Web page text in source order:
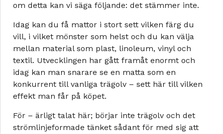
om detta kan vi säga följande: det stämmer inte.
Idag kan du få mattor i stort sett vilken färg du
vill, i vilket mönster som helst och du kan välja
mellan material som plast, linoleum, vinyl och
textil. Utvecklingen har gått framåt enormt och
idag kan man snarare se en matta som en
konkurrent till vanliga trägolv – sett här till vilken
effekt man får på köpet.
För – ärligt talat här; börjar inte trägolv och det
strömlinjeformade tänket sådant för med sig att